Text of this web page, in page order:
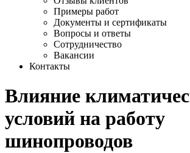
Примеры работ
Документы и сертификаты
Вопросы и ответы
Сотрудничество
Вакансии
Контакты
Влияние
условий на работу
шинопроводов